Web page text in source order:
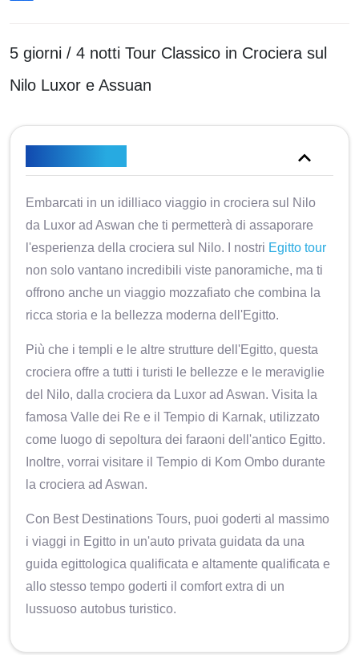
5 giorni / 4 notti Tour Classico in Crociera sul
Nilo Luxor e Assuan
Embarcati in un idilliaco viaggio in crociera sul Nilo
da Luxor ad Aswan che ti permetterà di assaporare
l'esperienza della crociera sul Nilo. I nostri Egitto tour
non solo vantano incredibili viste panoramiche, ma ti
offrono anche un viaggio mozzafiato che combina la
ricca storia e la bellezza moderna dell'Egitto.
Più che i templi e le altre strutture dell'Egitto, questa
crociera offre a tutti i turisti le bellezze e le meraviglie
del Nilo, dalla crociera da Luxor ad Aswan. Visita la
famosa Valle dei Re e il Tempio di Karnak, utilizzato
come luogo di sepoltura dei faraoni dell'antico Egitto.
Inoltre, vorrai visitare il Tempio di Kom Ombo durante
la crociera ad Aswan.
Con Best Destinations Tours, puoi goderti al massimo
i viaggi in Egitto in un'auto privata guidata da una
guida egittologica qualificata e altamente qualificata e
allo stesso tempo goderti il ​​comfort extra di un
lussuoso autobus turistico.